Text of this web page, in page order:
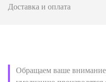
Доставка и оплата
Обращаем ваше